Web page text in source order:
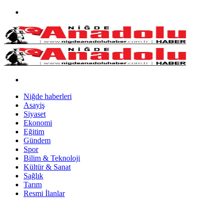
Niğde haberleri
Asayiş
Siyaset
Ekonomi
Eğitim
Gündem
Spor
Bilim & Teknoloji
Kültür & Sanat
Sağlık
Tarım
Resmi İlanlar